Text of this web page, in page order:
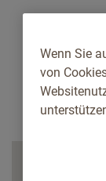
Wenn Sie
von